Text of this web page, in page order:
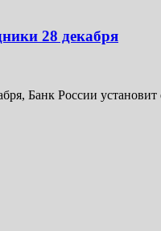
28 декабря
Банк России